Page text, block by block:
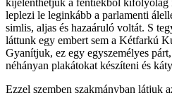
leplezi le leginkább a parlamenti
simlis, aljas és hazaáruló voltát. S
láttunk egy embert sem a Kétfarkú
Gyanítjuk, ez egy egyszemélyes
néhányan plakátokat készíteni és
Ezzel szemben szakmányban látjuk